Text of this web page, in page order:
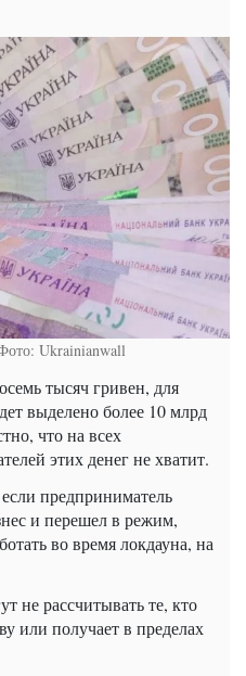
Ukrainianwall
тысяч гривен, для
выделено более 10 млрд
что на всех
этих денег не хватит.
предприниматель
и перешел в режим,
во время локдауна, на
не рассчитывать те, кто
или получает в пределах